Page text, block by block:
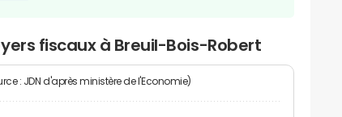
fiscaux à Breuil-Bois-Robert
: JDN d'après ministère de l'Economie)